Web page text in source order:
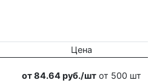
Цена
от 84.64 руб./шт от 500 шт